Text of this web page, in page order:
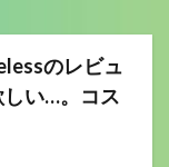
のレビュ
しい…。コス